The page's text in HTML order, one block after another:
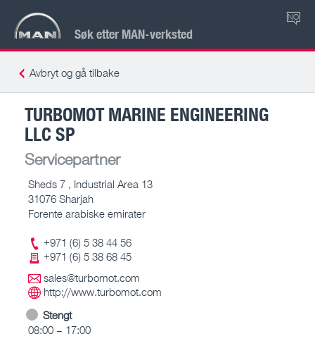
Søk etter MAN-verksted
NO
Avbryt og gå tilbake
TURBOMOT MARINE ENGINEERING
LLC SP
Servicepartner
Sheds 7 , Industrial Area 13
31076 Sharjah
Forente arabiske emirater
+971 (6) 5 38 44 56
+971 (6) 5 38 68 45
sales@turbomot.com
http://www.turbomot.com
Stengt
08:00 – 17:00